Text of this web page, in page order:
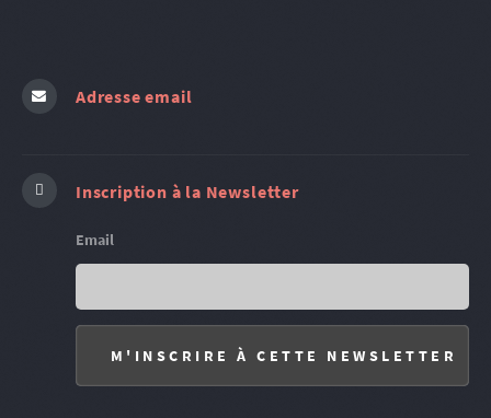
Adresse email
Inscription à la Newsletter
Email